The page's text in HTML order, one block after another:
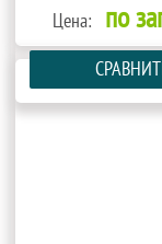
Цена: по